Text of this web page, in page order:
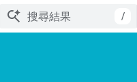
/